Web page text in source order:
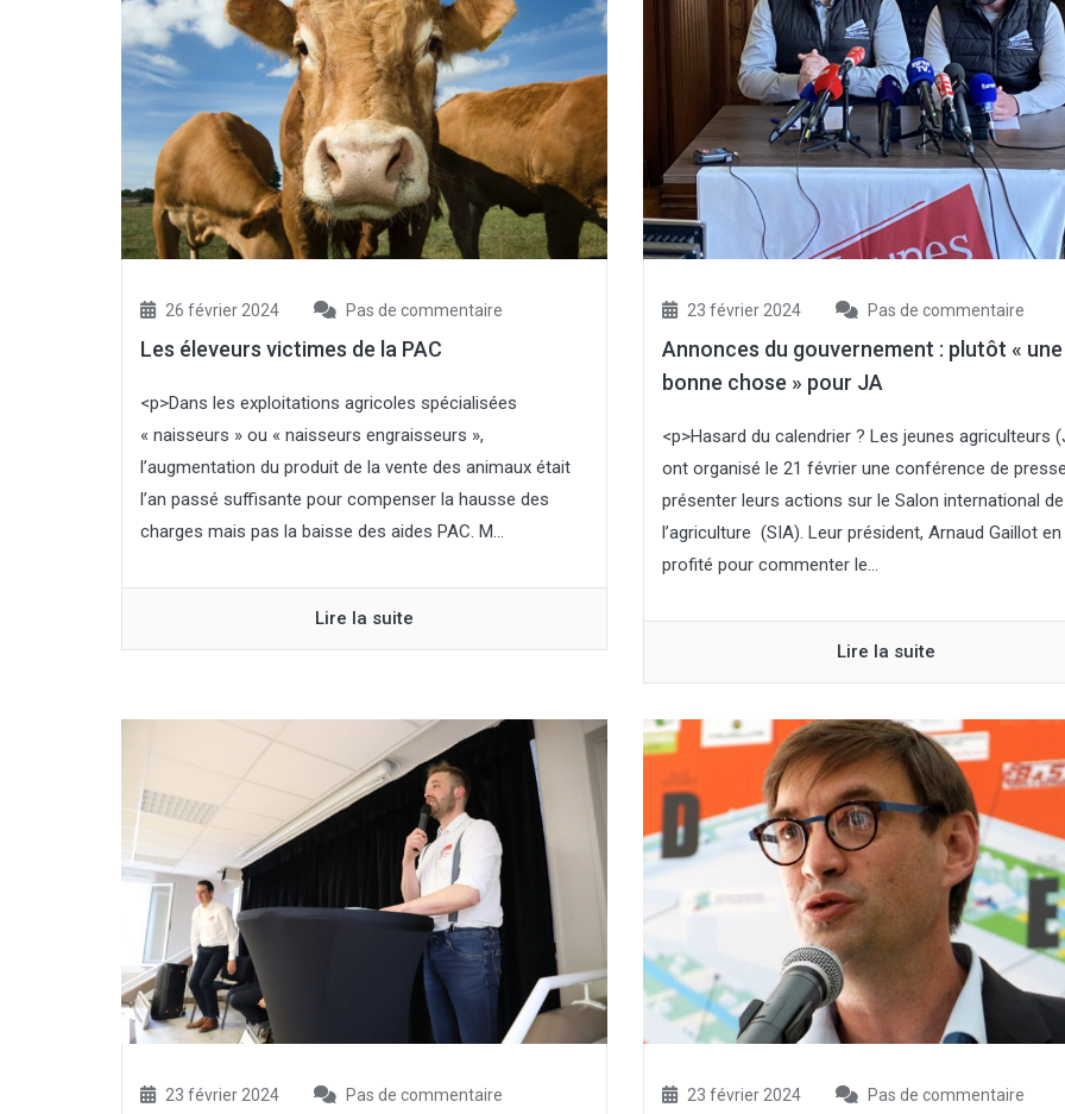
26 février 2024 Pas de commentaire
Les éleveurs victimes de la PAC
<p>Dans les exploitations agricoles spécialisées
« naisseurs » ou « naisseurs engraisseurs »,
l’augmentation du produit de la vente des animaux était
l’an passé suffisante pour compenser la hausse des
charges mais pas la baisse des aides PAC. M...
Lire la suite
23 février 2024 Pas de commentaire
Annonces du gouvernement : plutôt « une
bonne chose » pour JA
<p>Hasard du calendrier ? Les jeunes agriculteurs
ont organisé le 21 février une conférence de
présenter leurs actions sur le Salon international de
l’agriculture (SIA). Leur président, Arnaud Gaillot en
profité pour commenter le...
Lire la suite
23 février 2024 Pas de commentaire 23 février 2024 Pas de commentaire